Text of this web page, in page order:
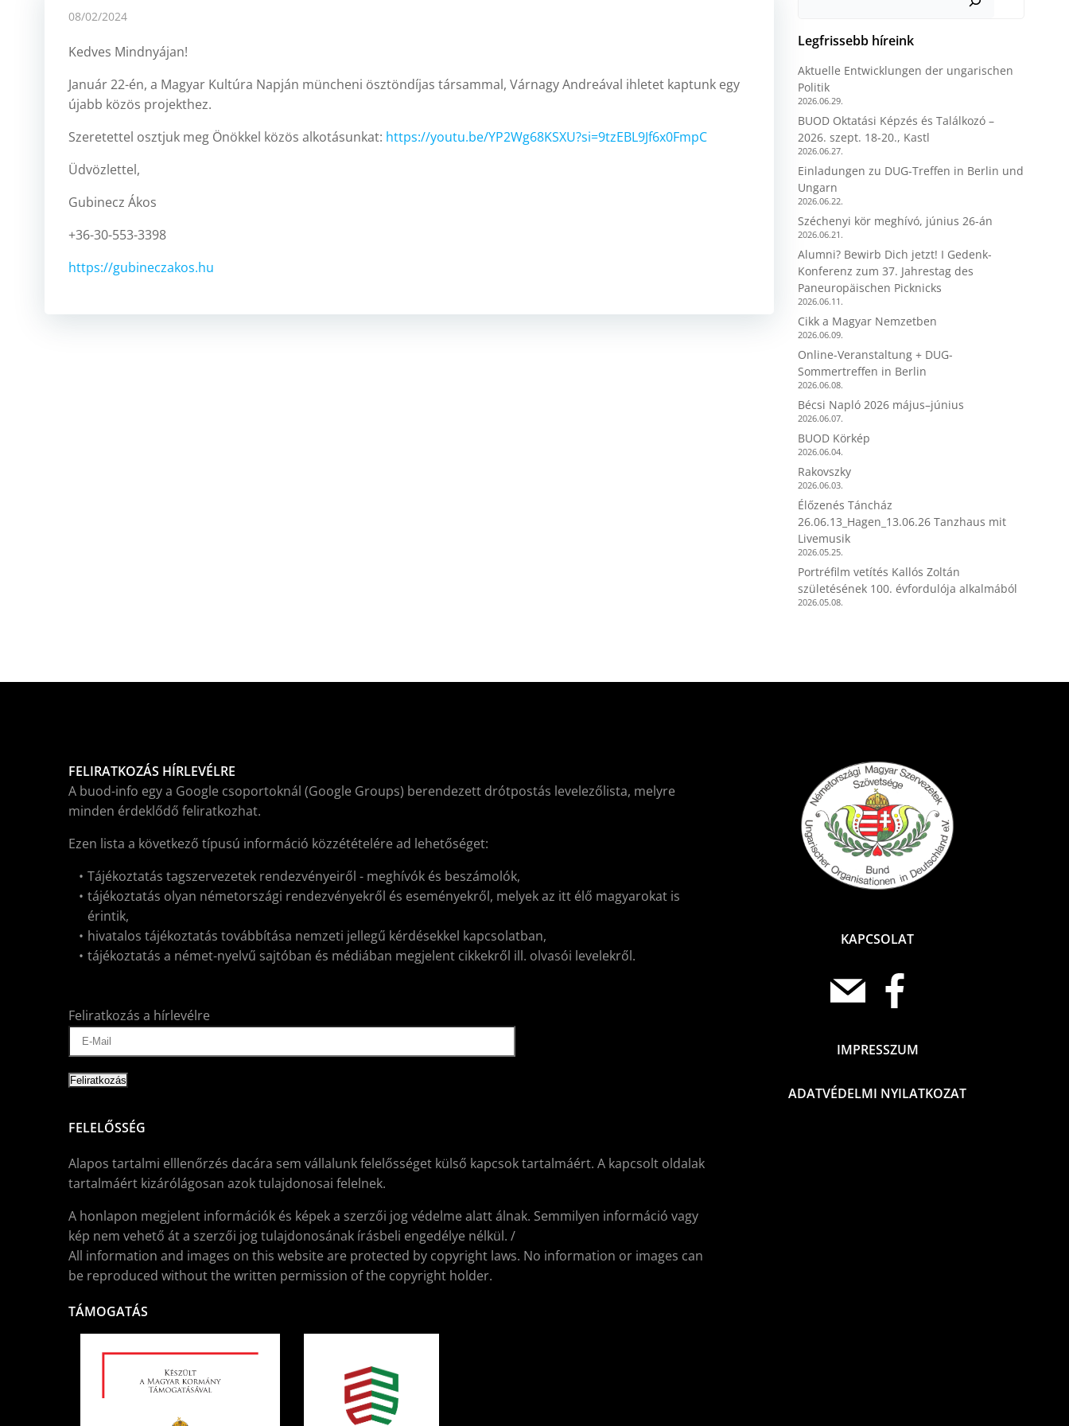
08/02/2024
Kedves Mindnyájan!
Január 22-én, a Magyar Kultúra Napján müncheni ösztöndíjas társammal, Várnagy Andreával ihletet kaptunk egy
újabb közös projekthez.
Szeretettel osztjuk meg Önökkel közös alkotásunkat: https://youtu.be/YP2Wg68KSXU?si=9tzEBL9Jf6x0FmpC
Üdvözlettel,
Gubinecz Ákos
+36-30-553-3398
https://gubineczakos.hu
Legfrissebb híreink
Aktuelle Entwicklungen der ungarischen
Politik
2026.06.29.
BUOD Oktatási Képzés és Találkozó –
2026. szept. 18-20., Kastl
2026.06.27.
Einladungen zu DUG-Treffen in Berlin und
Ungarn
2026.06.22.
Széchenyi kör meghívó, június 26-án
2026.06.21.
Alumni? Bewirb Dich jetzt! I Gedenk-
Konferenz zum 37. Jahrestag des
Paneuropäischen Picknicks
2026.06.11.
Cikk a Magyar Nemzetben
2026.06.09.
Online-Veranstaltung + DUG-
Sommertreffen in Berlin
2026.06.08.
Bécsi Napló 2026 május–június
2026.06.07.
BUOD Körkép
2026.06.04.
Rakovszky
2026.06.03.
Élőzenés Táncház
26.06.13_Hagen_13.06.26 Tanzhaus mit
Livemusik
2026.05.25.
Portréfilm vetítés Kallós Zoltán
születésének 100. évfordulója alkalmából
2026.05.08.
FELIRATKOZÁS HÍRLEVÉLRE
A buod-info egy a Google csoportoknál (Google Groups) berendezett drótpostás levelezőlista, melyre
minden érdeklődő feliratkozhat.
Ezen lista a következő típusú információ közzétételére ad lehetőséget:
Tájékoztatás tagszervezetek rendezvényeiről - meghívók és beszámolók,
tájékoztatás olyan németországi rendezvényekről és eseményekről, melyek az itt élő magyarokat is
érintik,
hivatalos tájékoztatás továbbítása nemzeti jellegű kérdésekkel kapcsolatban,
tájékoztatás a német-nyelvű sajtóban és médiában megjelent cikkekről ill. olvasói levelekről.
Feliratkozás a hírlevélre
FELELŐSSÉG
Alapos tartalmi elllenőrzés dacára sem vállalunk felelősséget külső kapcsok tartalmáért. A kapcsolt oldalak
tartalmáért kizárólágosan azok tulajdonosai felelnek.
A honlapon megjelent információk és képek a szerzői jog védelme alatt álnak. Semmilyen információ vagy
kép nem vehető át a szerzői jog tulajdonosának írásbeli engedélye nélkül. /
All information and images on this website are protected by copyright laws. No information or images can
be reproduced without the written permission of the copyright holder.
TÁMOGATÁS
KAPCSOLAT
IMPRESSZUM
ADATVÉDELMI NYILATKOZAT